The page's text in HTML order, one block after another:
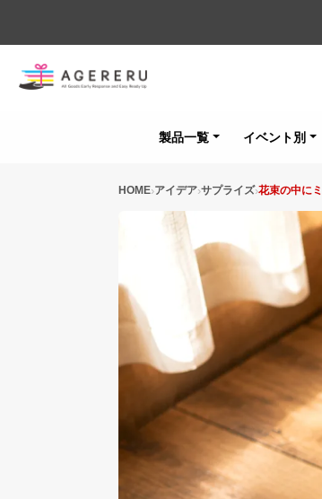
製品一覧 イベント別
HOME アイデア サプライズ 花束の中に